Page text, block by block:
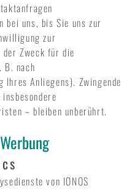
bei uns, bis Sie uns zur
zur
Zweck für die
B. nach
Ihres Anliegens). Zwingende
– bleiben unberührt.
von IONOS